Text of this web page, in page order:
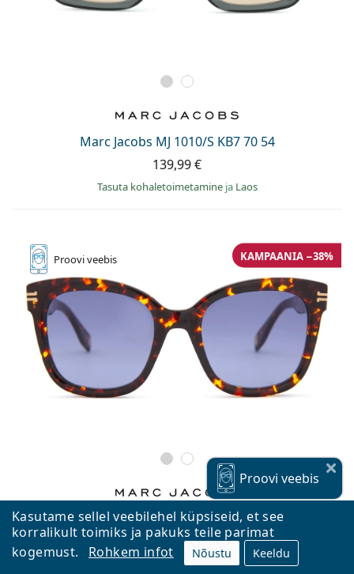
Kasutame sellel veebilehel küpsiseid, et see
korralikult toimiks ja pakuks teile parimat
kogemust.
Rohkem infot Nõustu Keeldu
Marc Jacobs MJ 1010/S KB7 70 54
139,99 €
Tasuta kohaletoimetamine ja Laos
Prooviveebis
Marc Jacobs MJ 1012/S 086 GB 52
KAMPAANIA −38%
180,90 € 112,15 €
Tasuta kohaletoimetaminejaLaos
Proovi veebis